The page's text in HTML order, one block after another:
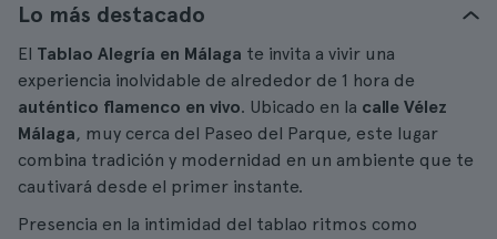
Lo más destacado
El Tablao Alegría en Málaga te invita a vivir una
experiencia inolvidable de alrededor de 1 hora de
auténtico flamenco en vivo. Ubicado en la calle Vélez
Málaga, muy cerca del Paseo del Parque, este lugar
combina tradición y modernidad en un ambiente que te
cautivará desde el primer instante.
Presencia en la intimidad del tablao ritmos como